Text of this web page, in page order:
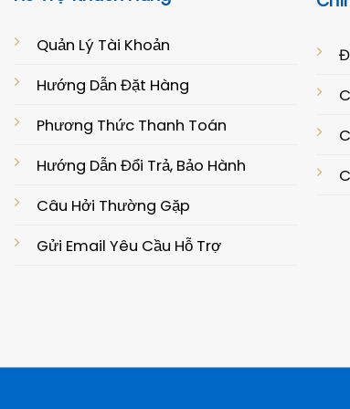
Quản Lý Tài Khoản
Hướng Dẫn Đặt Hàng
Phương Thức Thanh Toán
Hướng Dẫn Đổi Trả, Bảo Hành
Câu Hởi Thường Gặp
Gửi Email Yêu Cầu Hỗ Trợ